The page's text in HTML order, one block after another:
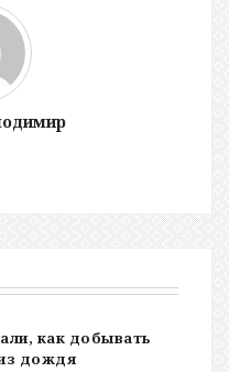
как добывать
дождя